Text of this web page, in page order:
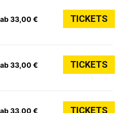
ab 33,00 € TICKETS
ab 33,00 € TICKETS
ab 33,00 € TICKETS